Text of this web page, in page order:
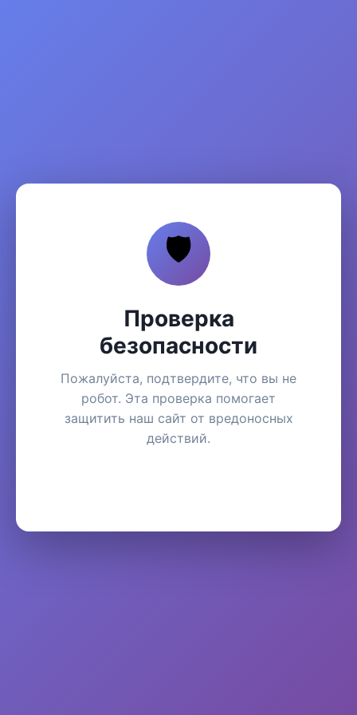
🛡️
Проверка
безопасности
Пожалуйста, подтвердите, что вы не
робот. Эта проверка помогает
защитить наш сайт от вредоносных
действий.